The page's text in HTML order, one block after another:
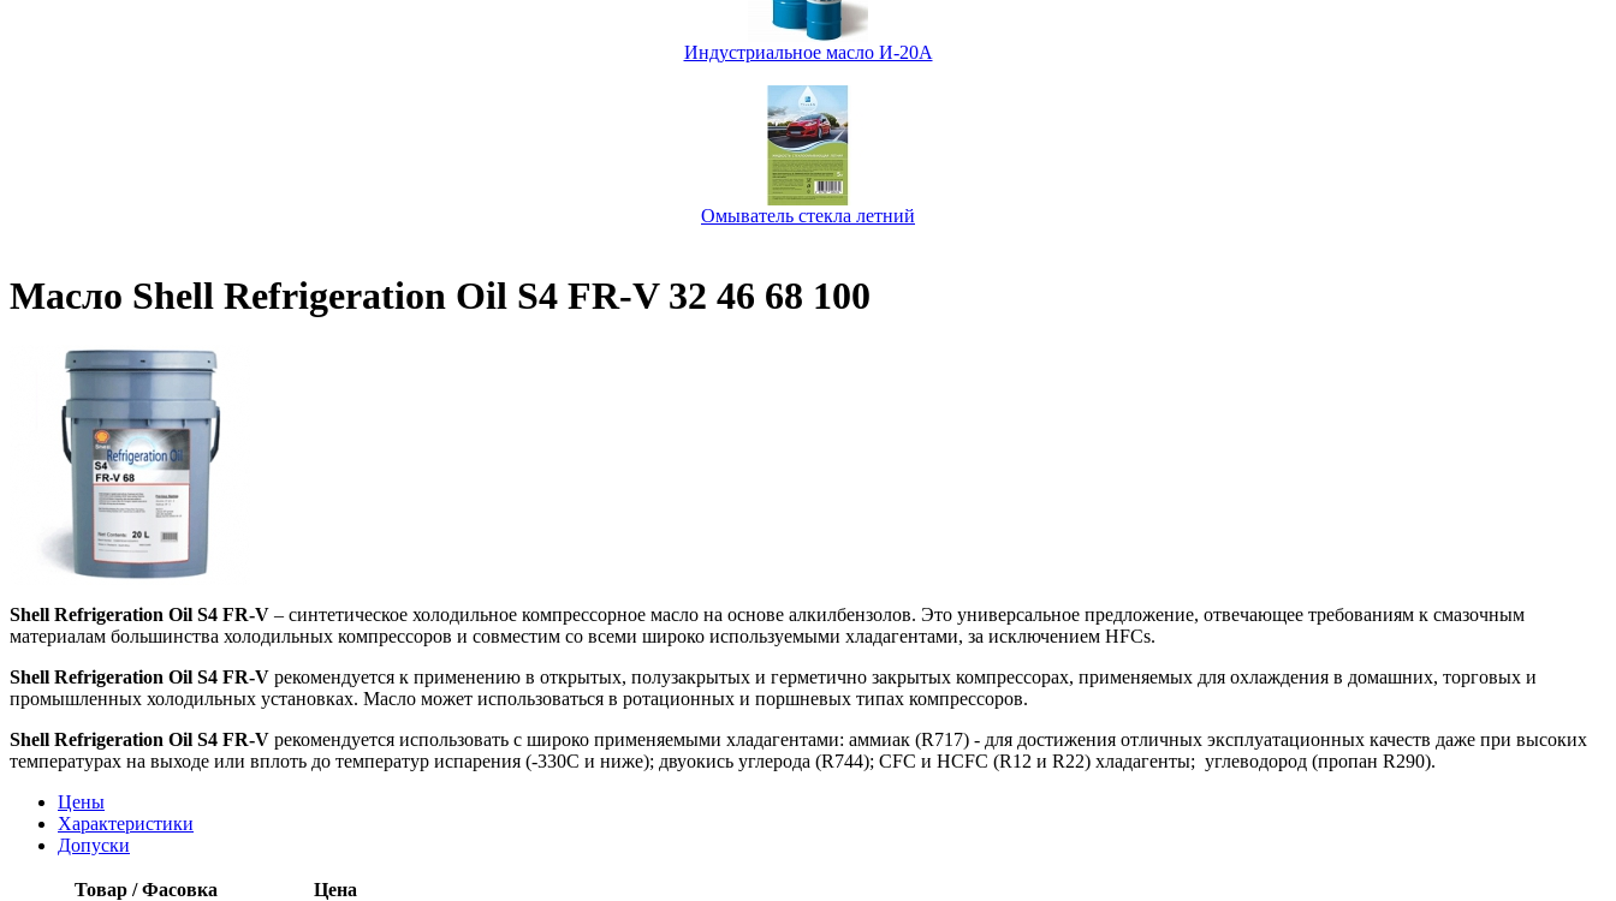
Индустриальное масло И-20А
Омыватель стекла летний
Масло Shell Refrigeration Oil S4 FR-V 32 46 68 100
Shell Refrigeration Oil S4 FR-V – синтетическое холодильное компрессорное масло на основе алкилбензолов. Это универсальное предложение, отвечающее требованиям к смазочным
материалам большинства холодильных компрессоров и совместим со всеми широко используемыми хладагентами, за исключением HFCs.
Shell Refrigeration Oil S4 FR-V рекомендуется к применению в открытых, полузакрытых и герметично закрытых компрессорах, применяемых для охлаждения в домашних, торговых и
промышленных холодильных установках. Масло может использоваться в ротационных и поршневых типах компрессоров.
Shell Refrigeration Oil S4 FR-V рекомендуется использовать с широко применяемыми хладагентами: аммиак (R717) - для достижения отличных эксплуатационных качеств даже при высоких
температурах на выходе или вплоть до температур испарения (-330С и ниже); двуокись углерода (R744); CFC и HCFC (R12 и R22) хладагенты; углеводород (пропан R290).
Цены
Характеристики
Допуски
Товар / Фасовка Цена